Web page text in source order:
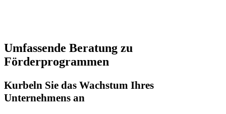
Umfassende Beratung zu
Förderprogrammen
Kurbeln Sie das Wachstum Ihres
Unternehmens an